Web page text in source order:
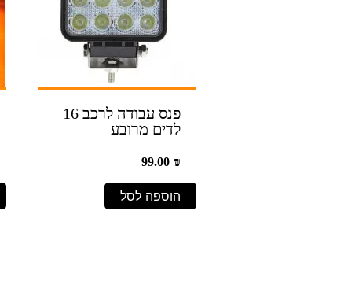
פנס עבודה לרכב 16
לדים מרובע
99.00 ₪
הוספה לסל